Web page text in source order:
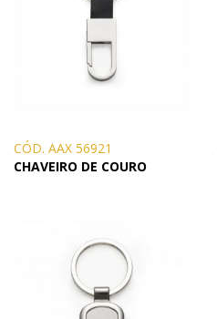
CÓD. AAX 56921
CHAVEIRO DE COURO